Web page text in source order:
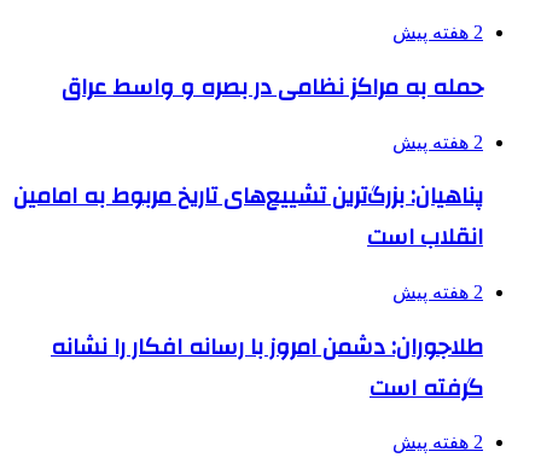
2 هفته پیش
حمله به مراکز نظامی در بصره و واسط عراق
2 هفته پیش
پناهیان: بزرگ‌ترین تشییع‌های تاریخ مربوط به امامین
انقلاب است
2 هفته پیش
طلاجوران: دشمن امروز با رسانه افکار را نشانه
گرفته است
2 هفته پیش